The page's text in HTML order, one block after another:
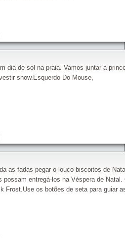
dia de sol na praia. Vamos juntar a
show.Esquerdo Do Mouse,
as fadas pegar o louco biscoitos de
possam entregá-los na Véspera de Natal.
Frost.Use os botões de seta para guiar